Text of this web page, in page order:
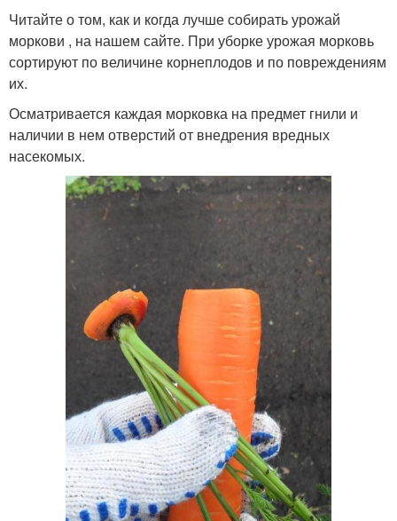
Читайте о том, как и когда лучше собирать урожай
моркови , на нашем сайте. При уборке урожая морковь
сортируют по величине корнеплодов и по повреждениям
их.
Осматривается каждая морковка на предмет гнили и
наличии в нем отверстий от внедрения вредных
насекомых.